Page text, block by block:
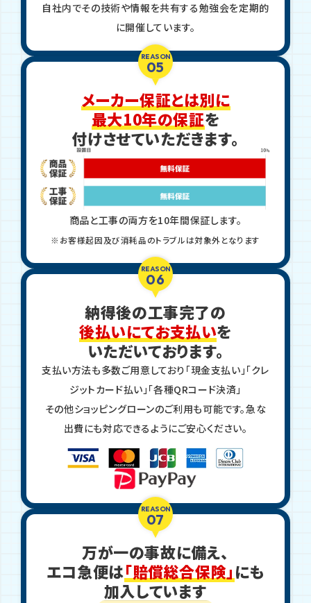
自社内でその技術や情報を共有する勉強会を定期的
に開催しています。
REASON
05
メーカー保証とは別に
最大10年の保証を
付けさせていただきます。
商品と工事の両方を10年間保証します。
※お客様起因及び消耗品のトラブルは対象外となります
REASON
06
納得後の工事完了の
後払いにてお支払いを
いただいております。
支払い方法も多数ご用意しており「現金支払い」「クレ
ジットカード払い」「各種QRコード決済」
その他ショッピングローンのご利用も可能です。急な
出費にも対応できるようにご安心ください。
REASON
07
万が一の事故に備え、
エコ急便は「賠償総合保険」にも
加入しています